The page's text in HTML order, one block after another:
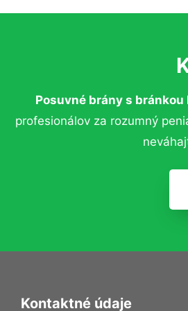
Posuvné brány s bránkou
profesionálov za rozumný
Kontaktné údaje